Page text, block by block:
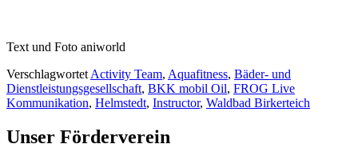
Text und Foto aniworld
Verschlagwortet Activity Team, Aquafitness, Bäder- und
Dienstleistungsgesellschaft, BKK mobil Oil, FROG Live
Kommunikation, Helmstedt, Instructor, Waldbad Birkerteich
Unser Förderverein